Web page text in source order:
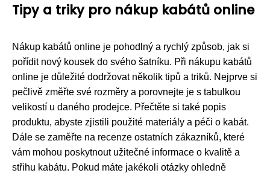
Tipy a triky pro nákup kabátů online
Nákup kabátů online je pohodlný a rychlý způsob, jak si
pořídit nový kousek do svého šatníku. Při nákupu kabátů
online je důležité dodržovat několik tipů a triků. Nejprve si
pečlivě změřte své rozměry a porovnejte je s tabulkou
velikostí u daného prodejce. Přečtěte si také popis
produktu, abyste zjistili použité materiály a péči o kabát.
Dále se zaměřte na recenze ostatních zákazníků, které
vám mohou poskytnout užitečné informace o kvalitě a
střihu kabátu. Pokud máte jakékoli otázky ohledně